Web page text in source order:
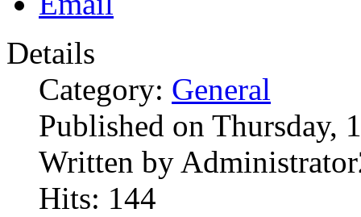
Details
Category: General
Published on Thursday,
Written by
Hits: 144